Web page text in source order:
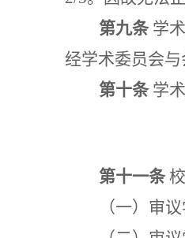
第九条 学
经学术委员会
第十条 学
第十一条
（一）审